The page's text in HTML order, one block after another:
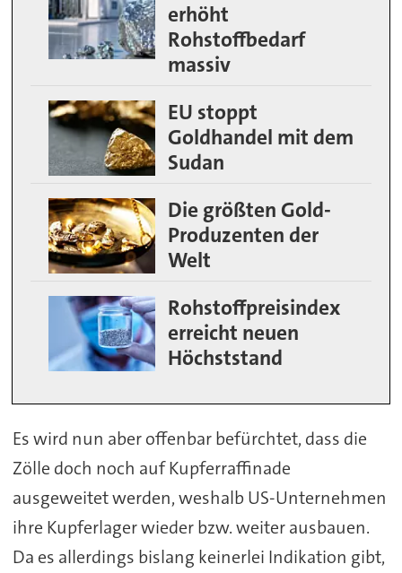
erhöht
Rohstoffbedarf
massiv
EU stoppt
Goldhandel mit dem
Sudan
Die größten Gold-
Produzenten der
Welt
Rohstoffpreisindex
erreicht neuen
Höchststand
Es wird nun aber offenbar befürchtet, dass die
Zölle doch noch auf Kupferraffinade
ausgeweitet werden, weshalb US-Unternehmen
ihre Kupferlager wieder bzw. weiter ausbauen.
Da es allerdings bislang keinerlei Indikation gibt,